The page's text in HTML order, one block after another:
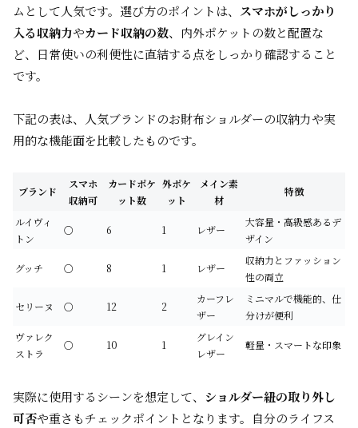
ムとして人気です。選び方のポイントは、 スマホがしっかり
入る収納力やカード収納の数、内外ポケットの数と配置な
ど、日常使いの利便性に直結する点をしっかり確認すること
です。
下記の表は、人気ブランドのお財布ショルダーの収納力や実
用的な機能面を比較したものです。
ブランド
スマホ
収納可
カードポケ
ット数
外ポケ
ット
メイン素
材
特徴
ルイヴィ
トン
○ 6 1 レザー
大容量・高級感あるデ
ザイン
グッチ ○ 8 1 レザー
収納力とファッション
性の両立
セリーヌ ○ 12 2
カーフレ
ザー
ミニマルで機能的、仕
分けが便利
ヴァレク
ストラ
○ 10 1
グレイン
レザー
軽量・スマートな印象
実際に使用するシーンを想定して、 ショルダー紐の取り外し
可否や重さもチェックポイントとなります。自分のライフス